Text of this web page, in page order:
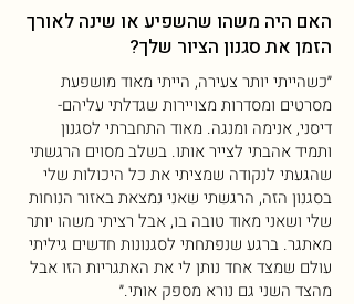
האם היה משהו שהשפיע או שינה לאורך
הזמן את סגנון הציור שלך?
״כשהייתי יותר צעירה, הייתי מאוד מושפעת
מסרטים ומסדרות מצויירות שגדלתי עליהם-
דיסני, אנימה ומנגה. מאוד התחברתי לסגנון
ותמיד אהבתי לצייר אותו. בשלב מסוים הרגשתי
שהגעתי לנקודה שמציתי את כל היכולות שלי
בסגנון הזה, הרגשתי שאני נמצאת באזור הנוחות
שלי ושאני מאוד טובה בו, אבל רציתי משהו יותר
מאתגר. ברגע שנפתחתי לסגנונות חדשים גיליתי
עולם שמצד אחד נותן לי את האתגריות הזו אבל
מהצד השני גם נורא מספק אותי.״